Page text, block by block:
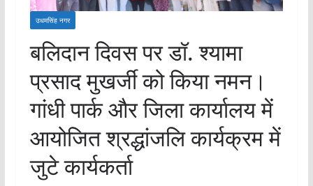
उधमसिंह नगर
बलिदान दिवस पर डॉ. श्यामा
प्रसाद मुखर्जी को किया नमन।
गांधी पार्क और जिला कार्यालय में
आयोजित श्रद्धांजलि कार्यक्रम में
जुटे कार्यकर्ता